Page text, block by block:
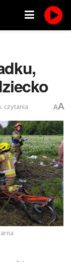
czytania AA